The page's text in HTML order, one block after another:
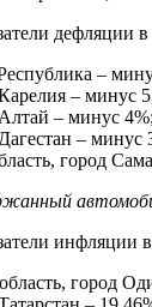
дефляции
–
– минус
– минус 4%;
– минус
город
инфляции
город